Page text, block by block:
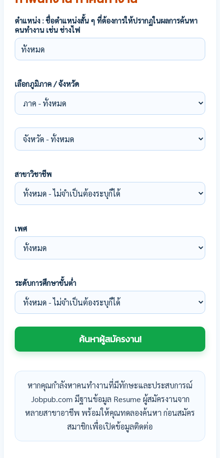
ตำแหน่ง : ชื่อตำแหน่งสั้น ๆ ที่ต้องการให้ปรากฏในผลการค้นหา
คนทำงาน เช่น ช่างไฟ
เลือกภูมิภาค / จังหวัด
สาขาวิชาชีพ
เพศ
ระดับการศึกษาขั้นต่ำ
หากคุณกำลังหาคนทำงานที่มีทักษะและประสบการณ์
Jobpub.com มีฐานข้อมูล Resume ผู้สมัครงานจาก
หลายสาขาอาชีพ พร้อมให้คุณทดลองค้นหา ก่อนสมัคร
สมาชิกเพื่อเปิดข้อมูลติดต่อ